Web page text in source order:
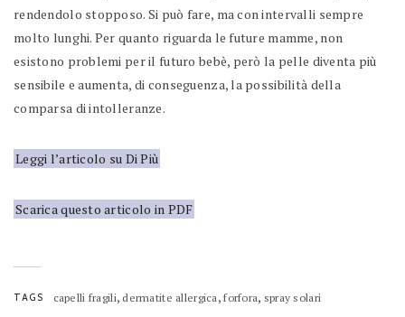
rendendolo stopposo. Si può fare, ma con intervalli sempre
molto lunghi. Per quanto riguarda le future mamme, non
esistono problemi per il futuro bebè, però la pelle diventa più
sensibile e aumenta, di conseguenza, la possibilità della
comparsa di intolleranze.
Leggi l’articolo su Di Più
Scarica questo articolo in PDF
TAGS capelli fragili, dermatite allergica,forfora, spray solari